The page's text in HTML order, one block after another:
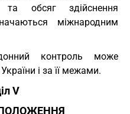
та обсяг здійснення
міжнародним
контроль може
і за її межами.
V